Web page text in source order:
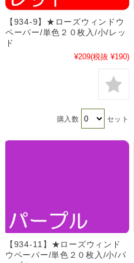
【934-9】★ローズウィンドウ
ペーパー/単色２０枚入/小/レッ
ド
¥209(税抜 ¥190)
購入数 セット
【934-11】★ローズウィンド
ウペーパー/単色２０枚入/小/パ